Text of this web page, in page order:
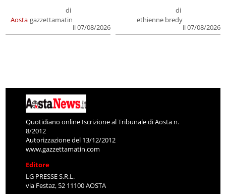
Aosta
di
gazzettamatin
il 07/08/2026
di
ethienne bredy
il 07/08/2026
Quotidiano online Iscrizione al Tribunale di Aosta n.
8/2012
Autorizzazione del 13/12/2012
www.gazzettamatin.com
Editore
LG PRESSE S.R.L.
via Festaz, 52 11100 AOSTA